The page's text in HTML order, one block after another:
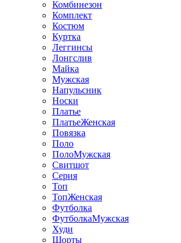
Комбинезон
Комплект
Костюм
Куртка
Леггинсы
Лонгслив
Майка
Мужская
Напульсник
Носки
Платье
ПлатьеЖенская
Повязка
Поло
ПолоМужская
Свитшот
Серия
Топ
ТопЖенская
Футболка
ФутболкаМужская
Худи
Шорты